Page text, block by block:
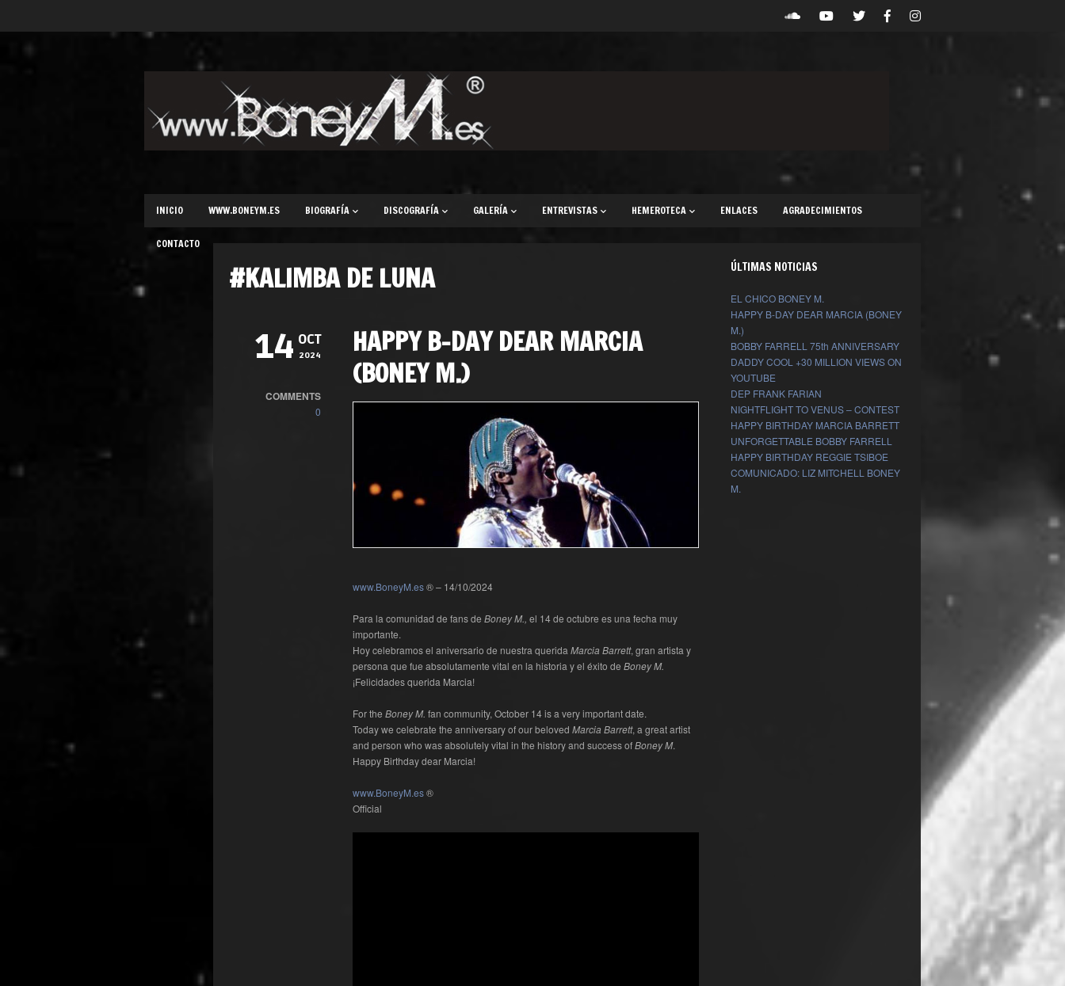
INICIO WWW.BONEYM.ES BIOGRAFÍA DISCOGRAFÍA GALERÍA ENTREVISTAS HEMEROTECA ENLACES AGRADECIMIENTOS
CONTACTO
#KALIMBA DE LUNA
14 OCT
2024
COMMENTS
0
HAPPY B-DAY DEAR MARCIA
(BONEY M.)
www.BoneyM.es® – 14/10/2024
Para la comunidad de fans de Boney M., el 14 de octubre es una fecha muy
importante.
Hoy celebramos el aniversario de nuestra querida Marcia Barrett, gran artista y
persona que fue absolutamente vital en la historia y el éxito de Boney M.
¡Felicidades querida Marcia!
For the Boney M. fan community, October 14 is a very important date.
Today we celebrate the anniversary of our beloved Marcia Barrett, a great artist
and person who was absolutely vital in the history and success ofBoney M.
Happy Birthday dear Marcia!
www.BoneyM.es®
Official
ÚLTIMAS NOTICIAS
EL CHICO BONEY M.
HAPPY B-DAY DEAR MARCIA (BONEY
M.)
BOBBY FARRELL 75th ANNIVERSARY
DADDY COOL +30 MILLION VIEWS ON
YOUTUBE
DEP FRANK FARIAN
NIGHTFLIGHT TO VENUS – CONTEST
HAPPY BIRTHDAY MARCIA BARRETT
UNFORGETTABLE BOBBY FARRELL
HAPPY BIRTHDAY REGGIE TSIBOE
COMUNICADO: LIZ MITCHELL BONEY
M.